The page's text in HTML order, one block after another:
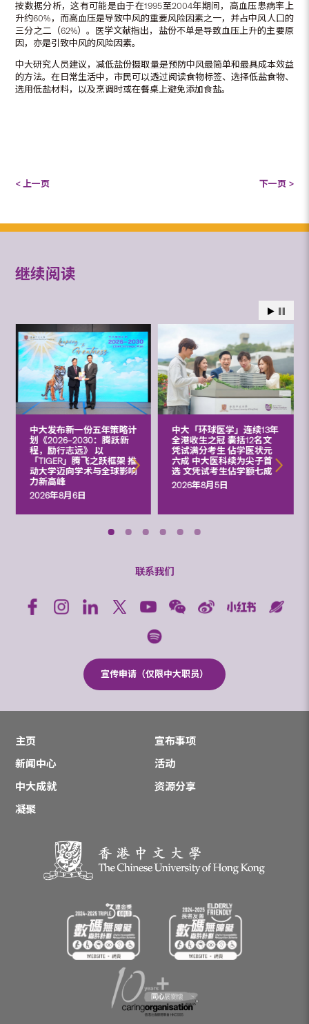
按数据分析，这有可能是由于在1995至2004年期间，高血压患病率上
升约60%，而高血压是导致中风的重要风险因素之一，并占中风人口的
三分之二（62%）。医学文献指出，盐份不单是导致血压上升的主要原
因，亦是引致中风的风险因素。
中大研究人员建议，减低盐份摄取量是预防中风最简单和最具成本效益
的方法。在日常生活中，市民可以透过阅读食物标签、选择低盐食物、
选用低盐材料，以及烹调时或在餐桌上避免添加食盐。
< 上一页 下一页 >
继续阅读
中大发布新一份五年策略计
划《2026‒2030：腾跃新
程，励行志远》 以
「TIGER」腾飞之跃框架 推
动大学迈向学术与全球影响
力新高峰
2026年8月6日
中大「环球医学」连续13年
全港收生之冠 囊括12名文
凭试满分考生 佔学医状元
六成 中大医科续为尖子首
选 文凭试考生佔学额七成
2026年8月5日
联系我们
宣传申请（仅限中大职员）
主页
宣布事项
新闻中心
活动
中大成就
资源分享
凝聚